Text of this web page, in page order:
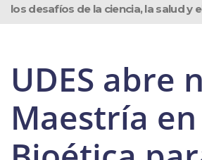
los desafíos de la ciencia, la salud y
UDES abre
Maestría en